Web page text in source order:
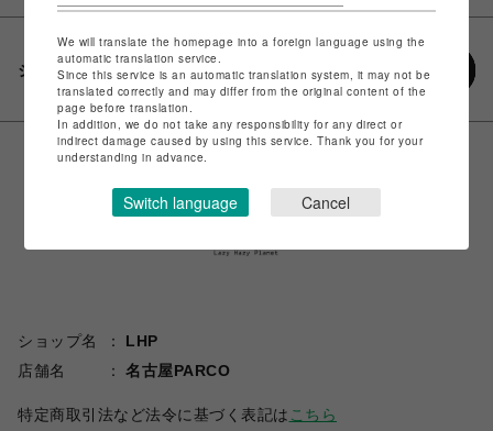
シェアする
ショップ名
LHP
店舗名
名古屋PARCO
特定商取引法など法令に基づく表記は こちら
We will translate the homepage into a foreign language using the
automatic translation service.
Since this service is an automatic translation system, it may not be
translated correctly and may differ from the original content of the
page before translation.
In addition, we do not take any responsibility for any direct or
indirect damage caused by using this service. Thank you for your
understanding in advance.
Switch language Cancel